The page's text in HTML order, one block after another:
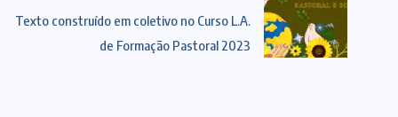
Texto construído em coletivo no Curso L.A.
de Formação Pastoral 2023